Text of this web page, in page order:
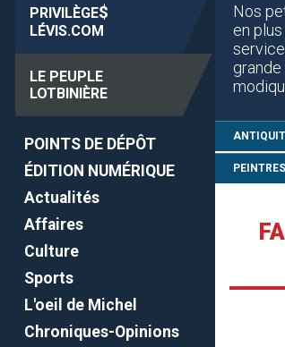
PRIVILÈGE$
LÉVIS.COM
LE PEUPLE
LOTBINIÈRE
POINTS DE DÉPÔT
ÉDITION NUMÉRIQUE
Actualités
Affaires
Culture
Sports
L'oeil de Michel
Chroniques-Opinions
Nos
en
PEINTRES